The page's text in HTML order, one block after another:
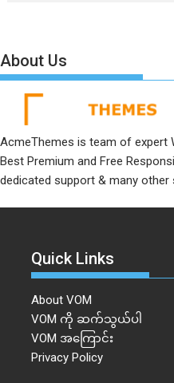
About Us
AcmeThemes is team of expert
Best Premium and Free
dedicated support & many other
Quick Links
About VOM
VOM ကို ဆက်သွယ်ပါ
VOM အကြောင်း
Privacy Policy